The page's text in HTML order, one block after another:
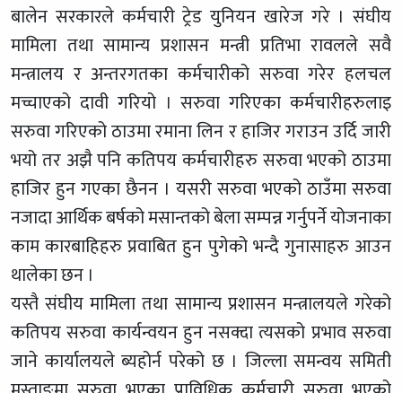
बालेन सरकारले कर्मचारी ट्रेड युनियन खारेज गरे । संघीय
मामिला तथा सामान्य प्रशासन मन्त्री प्रतिभा रावलले सवै
मन्त्रालय र अन्तरगतका कर्मचारीको सरुवा गरेर हलचल
मच्चाएको दावी गरियो । सरुवा गरिएका कर्मचारीहरुलाइ
सरुवा गरिएको ठाउमा रमाना लिन र हाजिर गराउन उर्दि जारी
भयो तर अझै पनि कतिपय कर्मचारीहरु सरुवा भएको ठाउमा
हाजिर हुन गएका छैनन । यसरी सरुवा भएको ठाउँमा सरुवा
नजादा आर्थिक बर्षको मसान्तको बेला सम्पन्न गर्नुपर्ने योजनाका
काम कारबाहिहरु प्रवाबित हुन पुगेको भन्दै गुनासाहरु आउन
थालेका छन ।
यस्तै संघीय मामिला तथा सामान्य प्रशासन मन्त्रालयले गरेको
कतिपय सरुवा कार्यन्वयन हुन नसक्दा त्यसको प्रभाव सरुवा
जाने कार्यालयले ब्यहोर्न परेको छ । जिल्ला समन्वय समिती